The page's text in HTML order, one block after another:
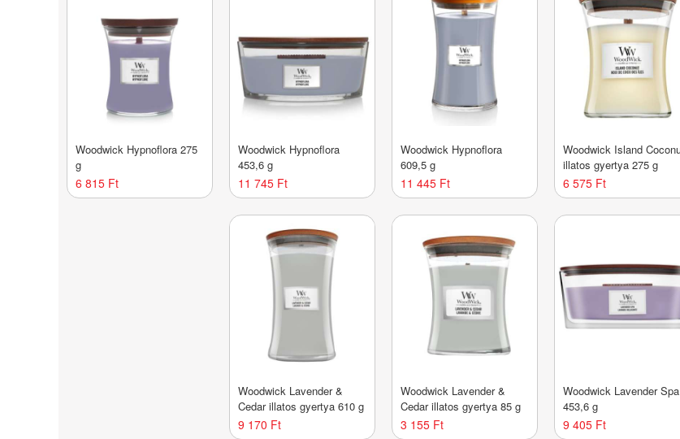
Woodwick Hypnoflora 275
g
6 815 Ft
Woodwick Hypnoflora
453,6 g
11 745 Ft
Woodwick Hypnoflora
609,5 g
11 445 Ft
Woodwick Island
illatos gyertya 275 g
6 575 Ft
Woodwick Lavender &
Cedar illatos gyertya 610 g
9 170 Ft
Woodwick Lavender &
Cedar illatos gyertya 85 g
3 155 Ft
Woodwick Lavender Spa
453,6 g
9 405 Ft